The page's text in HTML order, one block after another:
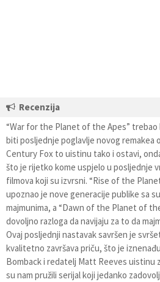
Recenzija
“War for the Planet of the Apes” trebao
biti posljednje poglavlje novog remakea
Century Fox to uistinu tako i ostavi,
što je rijetko kome uspjelo u posljednje
filmova koji su izvrsni. “Rise of the
upoznao je nove generacije publike sa
majmunima, a “Dawn of the Planet of
dovoljno razloga da navijaju za to da
Ovaj posljednji nastavak savršen je
kvalitetno završava priču, što je
Bomback i redatelj Matt Reeves uistinu
su nam pružili serijal koji jedanko